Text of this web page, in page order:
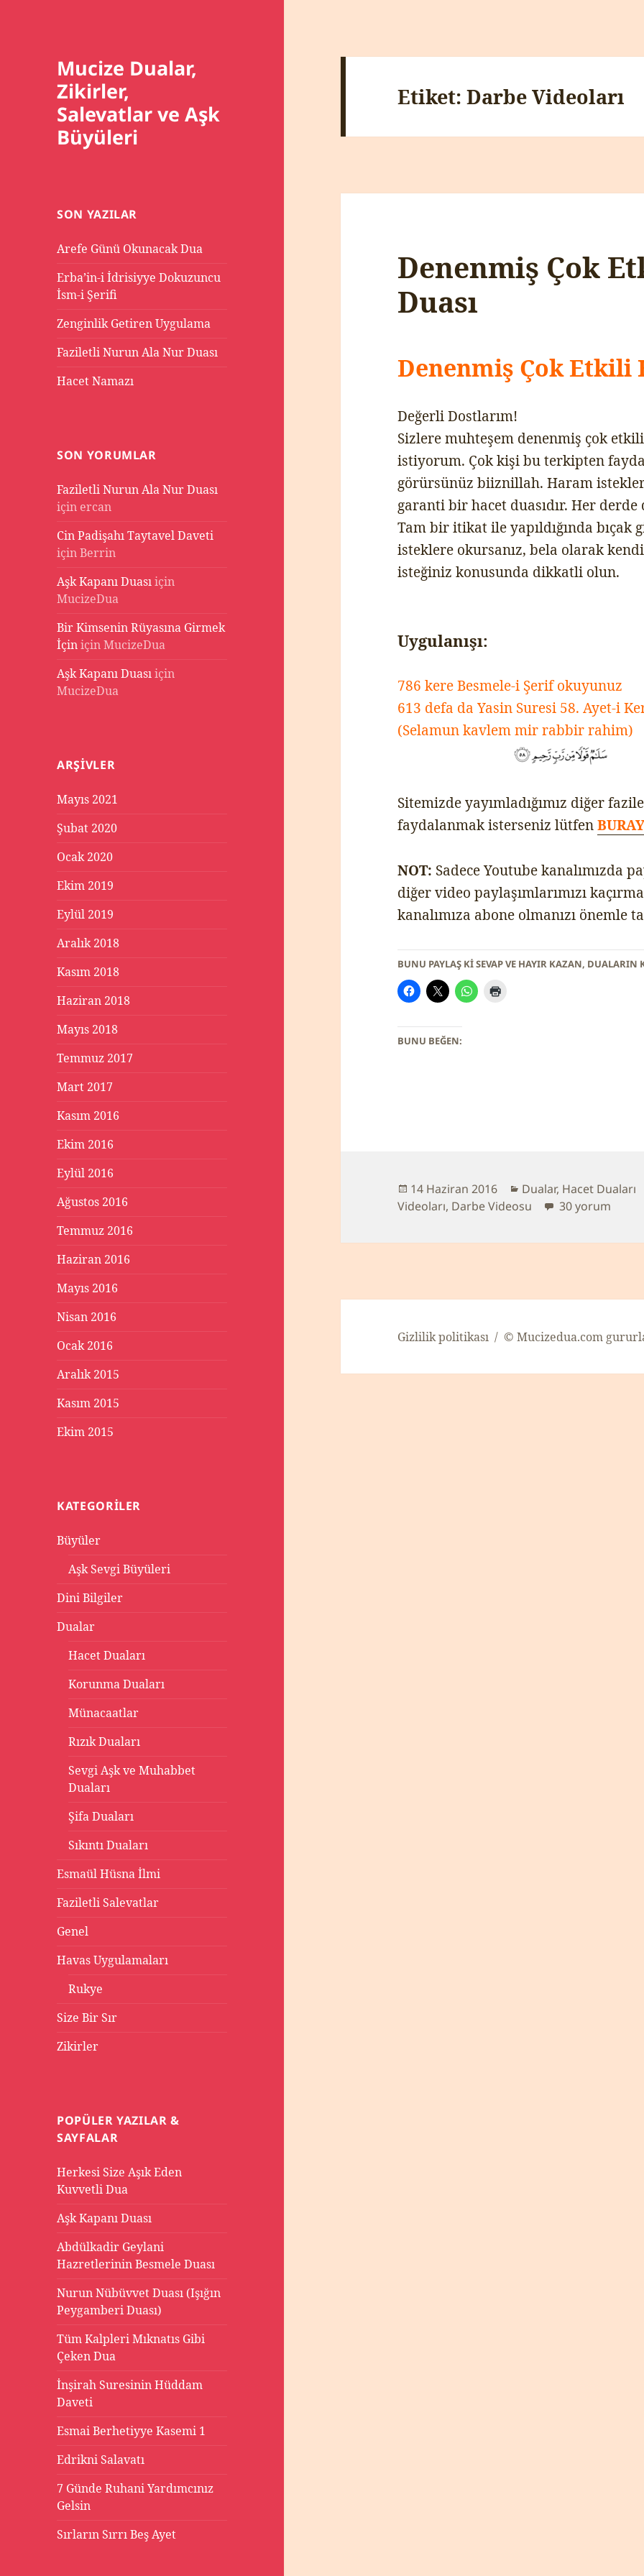
Mucize Dualar,
Zikirler,
Salevatlar ve Aşk
Büyüleri
SON YAZILAR
Arefe Günü Okunacak Dua
Erba’in-i İdrisiyye Dokuzuncu
İsm-i Şerifi
Zenginlik Getiren Uygulama
Faziletli Nurun Ala Nur Duası
Hacet Namazı
SON YORUMLAR
Faziletli Nurun Ala Nur Duası
için ercan
Cin Padişahı Taytavel Daveti
içinBerrin
Aşk Kapanı Duasıiçin
MucizeDua
Bir Kimsenin Rüyasına Girmek
İçiniçinMucizeDua
Aşk Kapanı Duasıiçin
MucizeDua
ARŞIVLER
Mayıs 2021
Şubat 2020
Ocak 2020
Ekim 2019
Eylül 2019
Aralık 2018
Kasım 2018
Haziran 2018
Mayıs 2018
Temmuz 2017
Mart 2017
Kasım 2016
Ekim 2016
Eylül 2016
Ağustos 2016
Temmuz 2016
Haziran 2016
Mayıs 2016
Nisan 2016
Ocak 2016
Aralık 2015
Kasım 2015
Ekim 2015
KATEGORILER
Büyüler
Aşk Sevgi Büyüleri
Dini Bilgiler
Dualar
Hacet Duaları
Korunma Duaları
Münacaatlar
Rızık Duaları
Sevgi Aşk ve Muhabbet
Duaları
Şifa Duaları
Sıkıntı Duaları
Esmaül Hüsna İlmi
Faziletli Salevatlar
Genel
Havas Uygulamaları
Rukye
Size Bir Sır
Zikirler
POPÜLER YAZILAR &
SAYFALAR
Herkesi Size Aşık Eden
Kuvvetli Dua
Aşk Kapanı Duası
Abdülkadir Geylani
Hazretlerinin Besmele Duası
Nurun Nübüvvet Duası (Işığın
Peygamberi Duası)
Tüm Kalpleri Mıknatıs Gibi
Çeken Dua
İnşirah Suresinin Hüddam
Daveti
Esmai Berhetiyye Kasemi 1
Edrikni Salavatı
7 Günde Ruhani Yardımcınız
Gelsin
Sırların Sırrı Beş Ayet
Etiket:Darbe Videoları
Denenmiş Çok
Duası
Denenmiş Çok Etkili
Değerli Dostlarım!
Sizlere muhteşem denenmiş çok
istiyorum. Çok kişi bu terkipten
görürsünüz biiznillah. Haram
garanti bir hacet duasıdır. Her derde
Tam bir itikat ile yapıldığında
isteklere okursanız, bela olarak
isteğiniz konusunda dikkatli olun.
Uygulanışı:
786 kere Besmele-i Şerif okuyunuz
613 defa da Yasin Suresi 58. Ayet-i
(Selamun kavlem mir rabbir rahim)
Sitemizde yayımladığımız diğer
faydalanmak isterseniz lütfen
NOT: Sadece Youtube kanalımızda
diğer video paylaşımlarımızı
kanalımıza abone olmanızı önemle
BUNU PAYLAŞ KI SEVAP VE HAYIR KAZAN,
BUNU BEĞEN:
Yayın
tarihi
14 Haziran 2016 Kategoriler
Dualar, Hacet Duaları
Videoları, Darbe Videosu Denenmiş Çok
30 yorum
Gizlilik politikası © Mucizedua.com